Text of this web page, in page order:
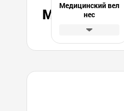
Мюдиошен
Медицинский вел
нес